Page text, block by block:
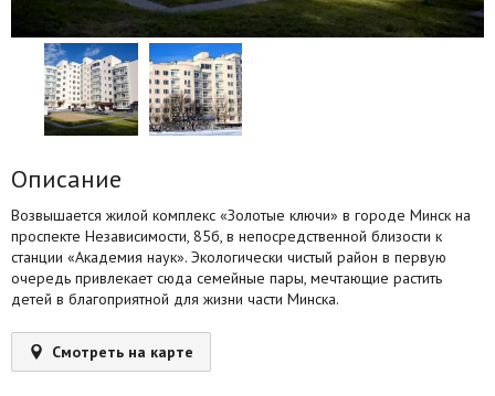
Агентства
Ремонт квартир
Грузовое такси
Способы оплаты
Реклама на сайте
Описание
Возвышается жилой комплекс «Золотые ключи» в городе Минск на
проспекте Независимости, 85б, в непосредственной близости к
станции «Академия наук». Экологически чистый район в первую
очередь привлекает сюда семейные пары, мечтающие растить
детей в благоприятной для жизни части Минска.
Смотреть на карте